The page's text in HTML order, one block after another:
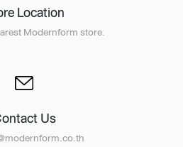
Location
Modernform store.
Us